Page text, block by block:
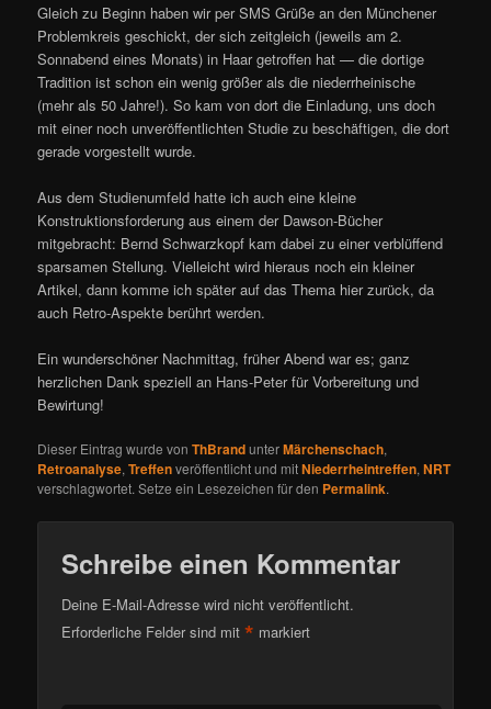
Gleich zu Beginn haben wir per SMS Grüße an den Münchener
Problemkreis geschickt, der sich zeitgleich (jeweils am 2.
Sonnabend eines Monats) in Haar getroffen hat — die dortige
Tradition ist schon ein wenig größer als die niederrheinische
(mehr als 50 Jahre!). So kam von dort die Einladung, uns doch
mit einer noch unveröffentlichten Studie zu beschäftigen, die dort
gerade vorgestellt wurde.
Aus dem Studienumfeld hatte ich auch eine kleine
Konstruktionsforderung aus einem der Dawson-Bücher
mitgebracht: Bernd Schwarzkopf kam dabei zu einer verblüffend
sparsamen Stellung. Vielleicht wird hieraus noch ein kleiner
Artikel, dann komme ich später auf das Thema hier zurück, da
auch Retro-Aspekte berührt werden.
Ein wunderschöner Nachmittag, früher Abend war es; ganz
herzlichen Dank speziell an Hans-Peter für Vorbereitung und
Bewirtung!
Dieser Eintrag wurde vonThBrandunterMärchenschach,
Retroanalyse,Treffenveröffentlicht und mitNiederrheintreffen,NRT
verschlagwortet. Setze ein Lesezeichen für den Permalink.
Schreibe einen Kommentar
Deine E-Mail-Adresse wird nicht veröffentlicht.
Erforderliche Felder sind mit* markiert